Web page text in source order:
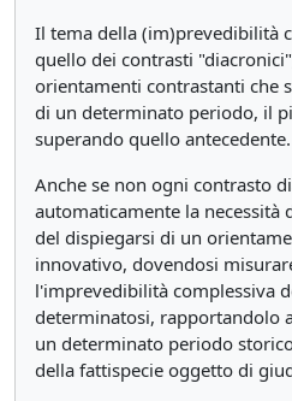
Il tema della (im)prevedibilità
quello dei contrasti
orientamenti contrastanti che
di un determinato periodo, il
superando quello antecedente.
Anche se non ogni contrasto
automaticamente la
del dispiegarsi di un
innovativo, dovendosi
l'imprevedibilità complessiva
determinatosi, rapportandolo
un determinato periodo
della fattispecie oggetto di